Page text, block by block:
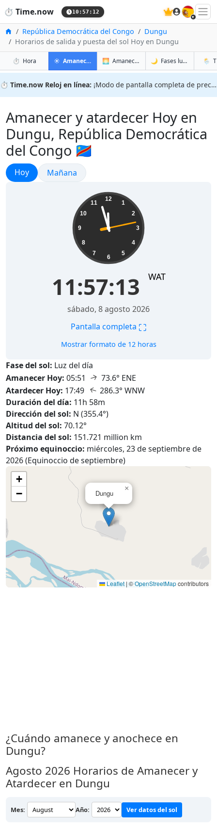
⏱️ Time.now 10:57:13 🇪🇸
InicioRepública Democrática del Congo
Dungu
Horarios de salida y puesta del sol Hoy en Dungu
⏱️ Horaen Dungu
☀️ Amanecer y atardecer en Dungu
🌅 Amanecer y atardecer mañana en
🌙 Fases lunares en🌦️
⏱️ Time.now Reloj en línea: ¡Modo de pantalla completa de precisión!
Amanecer y atardecer Hoy en
Dungu, República Democrática
del Congo 🇨🇩
Amanecer y atardecer
Hoy Amanecer y atardecer
Mañana
12
1
2
3
4
5
6
7
8
9
10
11
11:57:14 WAT
sábado, 8 agosto 2026
Pantalla completa ⛶
Mostrar formato de 12 horas
Fase del sol: Luz del día
Amanecer Hoy: 05:51 ↑ 73.6° ENE
Atardecer Hoy: 17:49 ↑ 286.3° WNW
Duración del día: 11h 58m
Dirección del sol: N (355.4°)
Altitud del sol: 70.12°
Distancia del sol: 151.721 million km
Próximo equinoccio: miércoles, 23 de septiembre de
2026 (Equinoccio de septiembre)
Dungu
×
+
−
Leaflet | ©OpenStreetMapcontributors
¿Cuándo amanece y anochece en
Dungu?
Agosto 2026 Horarios de Amanecer y
Atardecer en Dungu
Mes: Año: Ver datos del sol